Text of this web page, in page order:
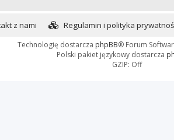
Regulamin i polityka
z nami
Technologię dostarcza phpBB® Forum
Polski pakiet językowy dostarcza
GZIP: Off